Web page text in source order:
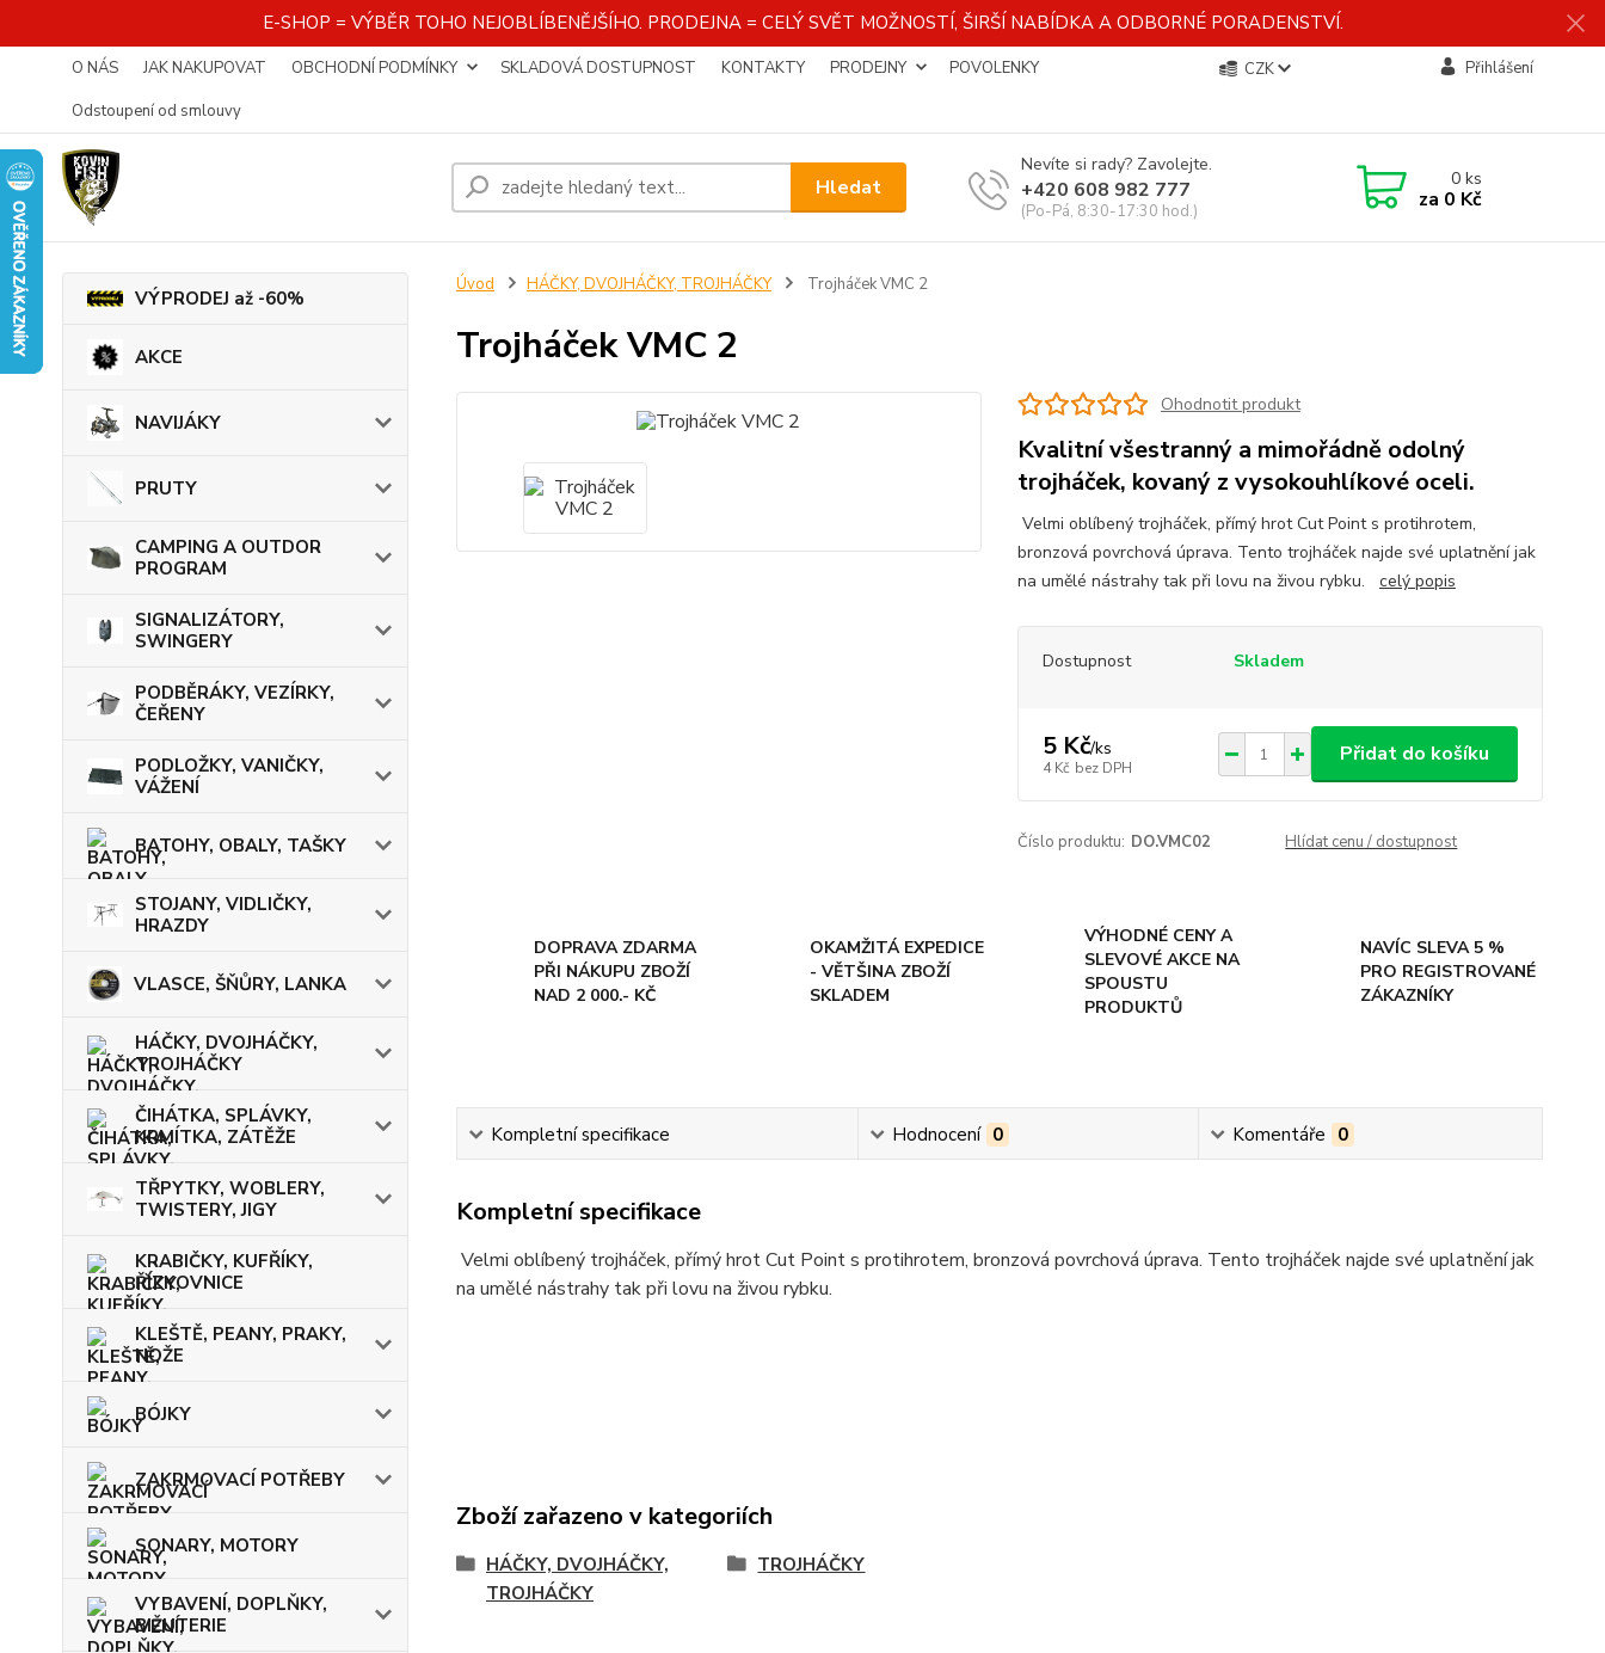
E-SHOP = VÝBĚR TOHO NEJOBLÍBENĚJŠÍHO. PRODEJNA = CELÝ SVĚT MOŽNOSTÍ, ŠIRŠÍ NABÍDKA A ODBORNÉ PORADENSTVÍ.
O NÁS JAK NAKUPOVAT OBCHODNÍ PODMÍNKY SKLADOVÁ DOSTUPNOST KONTAKTY PRODEJNY
POVOLENKY
Odstoupení od smlouvy
CZK Přihlášení
Hledat
Nevíte si rady? Zavolejte.
+420 608 982 777
(Po-Pá, 8:30-17:30 hod.)
0ks
za 0 Kč
VÝPRODEJ až -60%
AKCE
NAVIJÁKY
PRUTY
CAMPING A OUTDOR
PROGRAM
SIGNALIZÁTORY,
SWINGERY
PODBĚRÁKY, VEZÍRKY,
ČEŘENY
PODLOŽKY, VANIČKY,
VÁŽENÍ
BATOHY, OBALY, TAŠKY
STOJANY, VIDLIČKY,
HRAZDY
VLASCE, ŠŇŮRY, LANKA
HÁČKY, DVOJHÁČKY,
TROJHÁČKY
ČIHÁTKA, SPLÁVKY,
KRMÍTKA, ZÁTĚŽE
TŘPYTKY, WOBLERY,
TWISTERY, JIGY
KRABIČKY, KUFŘÍKY,
ŘÍZKOVNICE
KLEŠTĚ, PEANY, PRAKY,
NOŽE
BÓJKY
ZAKRMOVACÍ POTŘEBY
SONARY, MOTORY
VYBAVENÍ, DOPLŇKY,
BIŽUTERIE
Úvod HÁČKY, DVOJHÁČKY, TROJHÁČKY Trojháček VMC 2
Trojháček VMC 2
Ohodnotit produkt
Kvalitní všestranný a mimořádně odolný
trojháček, kovaný z vysokouhlíkové oceli.
Velmi oblíbený trojháček, přímý hrot Cut Point s protihrotem,
bronzová povrchová úprava. Tento trojháček najde své uplatnění jak
na umělé nástrahy tak při lovu na živou rybku. celý popis
Dostupnost Skladem
5 Kč/ks
4 Kč bez DPH
Přidat do košíku
Číslo produktu: DO.VMC02 Hlídat cenu / dostupnost
DOPRAVA ZDARMA
PŘI NÁKUPU ZBOŽÍ
NAD 2 000.- KČ
OKAMŽITÁ EXPEDICE
- VĚTŠINA ZBOŽÍ
SKLADEM
VÝHODNÉ CENY A
SLEVOVÉ AKCE NA
SPOUSTU
PRODUKTŮ
NAVÍC SLEVA 5 %
PRO REGISTROVANÉ
ZÁKAZNÍKY
Kompletní specifikace Hodnocení 0 Komentáře 0
Kompletní specifikace
Velmi oblíbený trojháček, přímý hrot Cut Point s protihrotem, bronzová povrchová úprava. Tento trojháček najde své uplatnění jak
na umělé nástrahy tak při lovu na živou rybku.
Zboží zařazeno v kategoriích
HÁČKY, DVOJHÁČKY,
TROJHÁČKY
TROJHÁČKY